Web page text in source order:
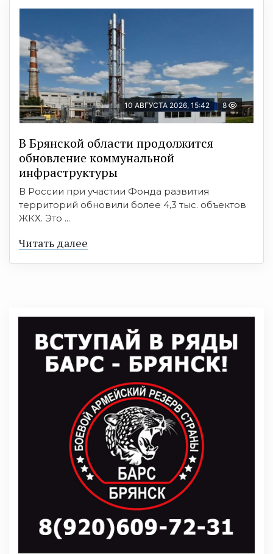
10 АВГУСТА 2026, 15:42 8
В Брянской области продолжится
обновление коммунальной
инфраструктуры
В России при участии Фонда развития
территорий обновили более 4,3 тыс. объектов
ЖКХ. Это ...
Читать далее